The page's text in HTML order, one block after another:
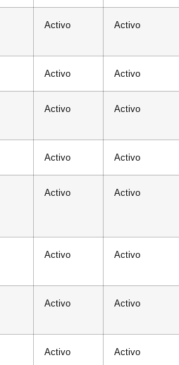
Activo Activo
Activo Activo
Activo Activo
Activo Activo
Activo Activo
Activo Activo
Activo Activo
Activo Activo